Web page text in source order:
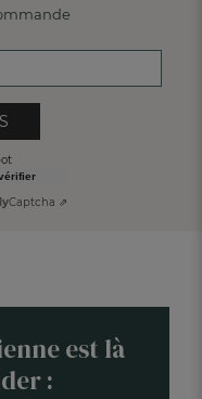
Captcha ⇗
est là
: